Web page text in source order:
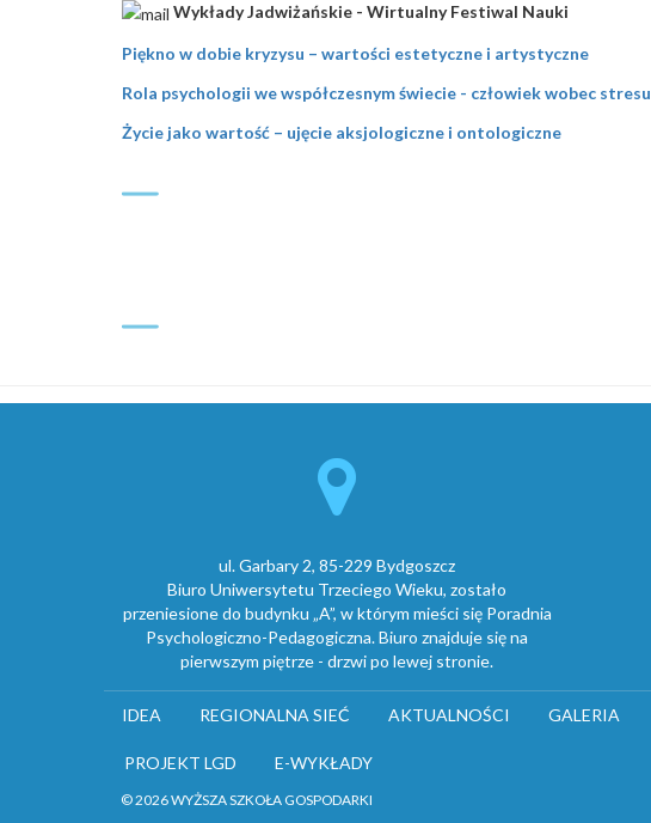
Wykłady Jadwiżańskie - Wirtualny Festiwal Nauki
Piękno w dobie kryzysu – wartości estetyczne i artystyczne
Rola psychologii we współczesnym świecie - człowiek wobec stresu
Życie jako wartość – ujęcie aksjologiczne i ontologiczne
ul. Garbary 2, 85-229 Bydgoszcz
Biuro Uniwersytetu Trzeciego Wieku, zostało
przeniesione do budynku „A”, w którym mieści się Poradnia
Psychologiczno-Pedagogiczna. Biuro znajduje się na
pierwszym piętrze - drzwi po lewej stronie.
IDEA REGIONALNA SIEĆ AKTUALNOŚCI GALERIA
PROJEKT LGD E-WYKŁADY
© 2026 WYŻSZA SZKOŁA GOSPODARKI